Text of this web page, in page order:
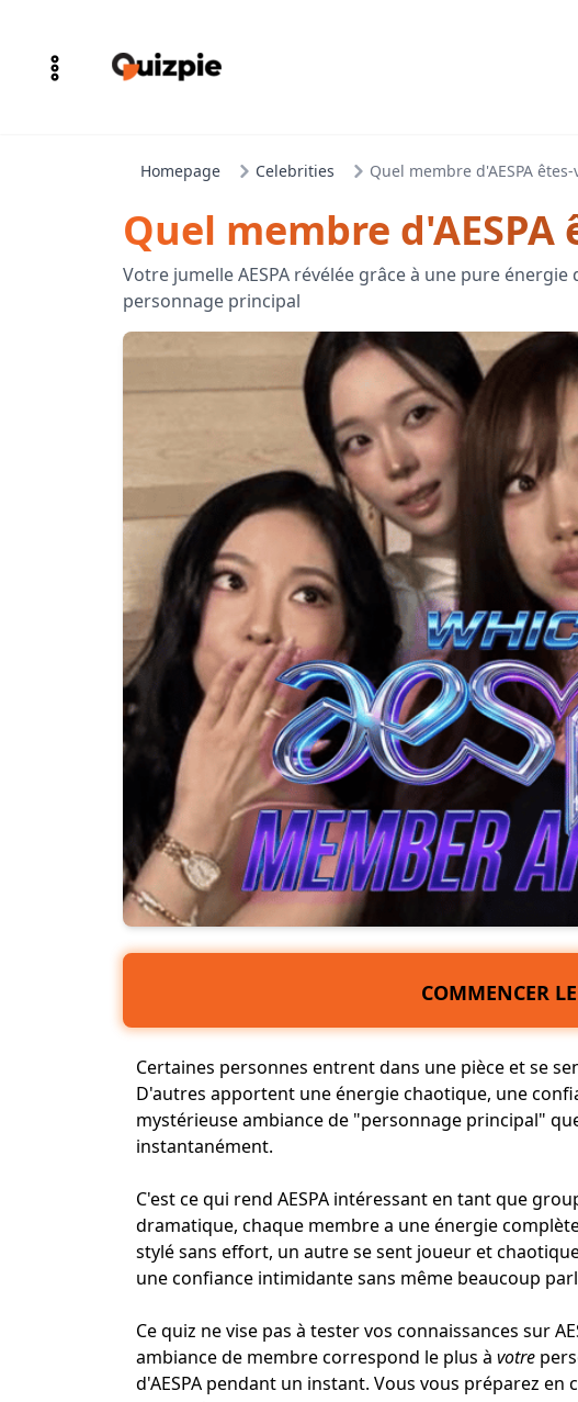
Homepage Celebrities Quel membre d'AESPA êtes-
Quel membre d'AESPA
Votre jumelle AESPA révélée grâce à une pure énergie
personnage principal
COMMENCER
Certaines personnes entrent dans une pièce et se
D'autres apportent uneénergiechaotique, une
mystérieuse ambiance de "personnage principal"
instantanément.
C'est ce qui rend AESPA intéressant en tant que
dramatique, chaque membre a une énergie
stylé sans effort, un autre se sent joueur et
une confiance intimidante sans même beaucoup
Ce quiz ne vise pas à tester vos connaissances sur
ambiance de membre correspond le plus à votre
d'AESPA pendant un instant. Vous vous préparez en